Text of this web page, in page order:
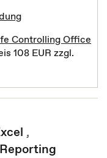
Controlling Office
108 EUR zzgl.
,
Reporting